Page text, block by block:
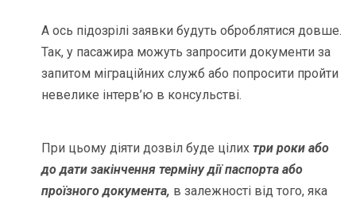
А ось підозрілі заявки будуть оброблятися довше.
Так, у пасажира можуть запросити документи за
запитом міграційних служб або попросити пройти
невелике інтерв’ю в консульстві.
При цьому діяти дозвіл буде цілихтри роки або
до дати закінчення терміну дії паспорта або
проїзного документа, в залежності від того, яка